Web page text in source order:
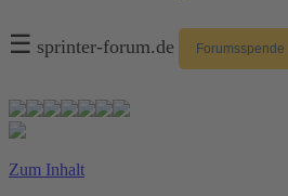
☰ sprinter-forum.de Forumsspende
Zum Inhalt